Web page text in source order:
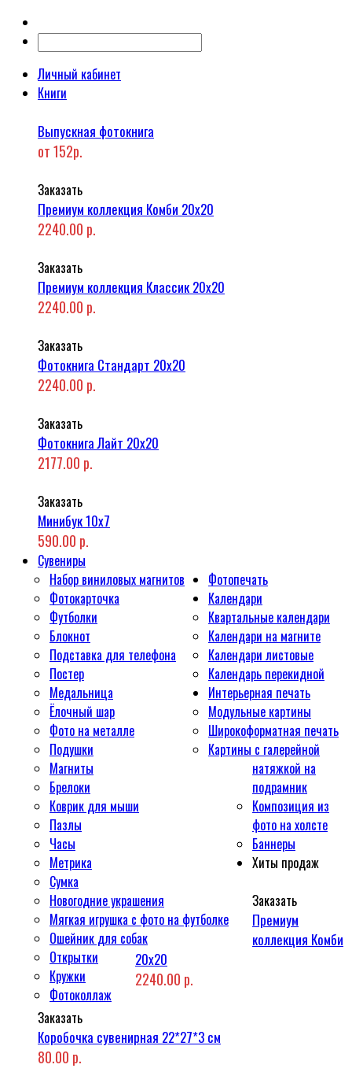
Личный кабинет
Книги
Выпускная фотокнига
от 152р.
Заказать
Премиум коллекция Комби 20x20
2240.00 р.
Заказать
Премиум коллекция Классик 20x20
2240.00 р.
Заказать
Фотокнига Стандарт 20x20
2240.00 р.
Заказать
Фотокнига Лайт 20x20
2177.00 р.
Заказать
Минибук 10х7
590.00 р.
Сувениры
Набор виниловых магнитов
Фотокарточка
Футболки
Блокнот
Подставка для телефона
Постер
Медальница
Ёлочный шар
Фото на металле
Подушки
Магниты
Брелоки
Коврик для мыши
Пазлы
Часы
Метрика
Сумка
Новогодние украшения
Мягкая игрушка с фото на футболке
Ошейник для собак
Открытки
Кружки
Фотоколлаж
Фотопечать
Календари
Квартальные календари
Календари на магните
Календари листовые
Календарь перекидной
Интерьерная печать
Модульные картины
Широкоформатная печать
Картины с галерейной
натяжкой на
подрамник
Композиция из
фото на холсте
Баннеры
Хиты продаж
Заказать
Премиум
коллекция Комби
20x20
2240.00 р.
Заказать
Коробочка сувенирная 22*27*3 см
80.00 р.